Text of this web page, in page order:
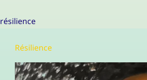
résilience
Résilience